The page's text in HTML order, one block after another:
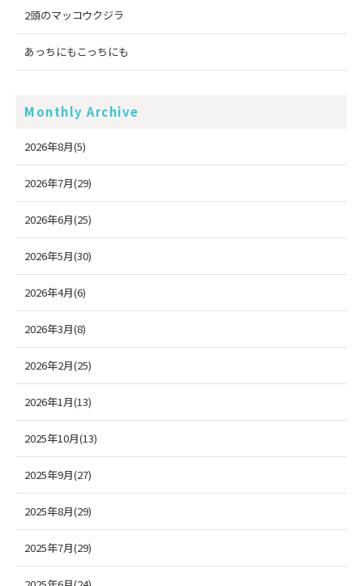
2頭のマッコウクジラ
あっちにもこっちにも
Monthly Archive
2026年8月(5)
2026年7月(29)
2026年6月(25)
2026年5月(30)
2026年4月(6)
2026年3月(8)
2026年2月(25)
2026年1月(13)
2025年10月(13)
2025年9月(27)
2025年8月(29)
2025年7月(29)